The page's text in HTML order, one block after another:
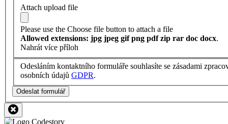
Attach upload file
Please use the Choose file button to attach a file
Allowed extensions: jpg jpeg gif png pdf zip rar doc docx.
Nahrát více příloh
Odesláním kontaktního formuláře souhlasíte se zásadami
osobních údajů GDPR.
Odeslat formulář